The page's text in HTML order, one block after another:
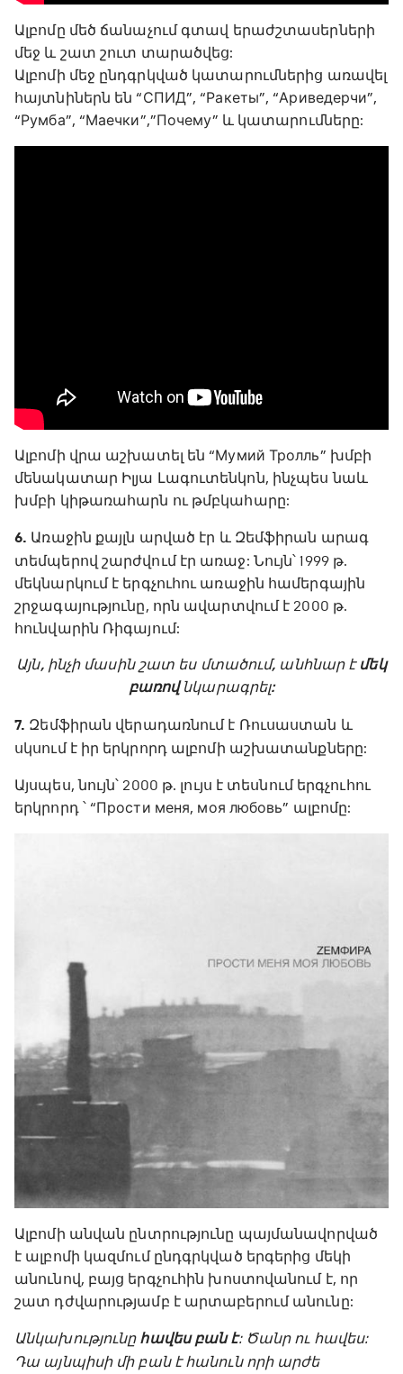
Ալբոմը մեծ ճանաչում գտավ երաժշտասերների
մեջ և շատ շուտ տարածվեց:
Ալբոմի մեջ ընդգրկված կատարումներից առավել
հայտնիներն են “СПИД”, “Ракеты”, “Ариведерчи”,
“Румба”, “Маечки”,”Почему” և կատարումները:
Ալբոմի վրա աշխատել են “Мумий Тролль” խմբի
մենակատար Իլյա Լագուտենկոն, ինչպես նաև
խմբի կիթառահարն ու թմբկահարը:
6. Առաջին քայլն արված էր և Զեմֆիրան արագ
տեմպերով շարժվում էր առաջ: Նույն՝ 1999 թ.
մեկնարկում է երգչուհու առաջին համերգային
շրջագայությունը, որն ավարտվում է 2000 թ.
հունվարին Ռիգայում:
Այն, ինչի մասին շատ ես մտածում, անհնար է մեկ
բառովնկարագրել:
7. Զեմֆիրան վերադառնում է Ռուսաստան և
սկսում է իր երկրորդ ալբոմի աշխատանքները:
Այսպես, նույն՝ 2000 թ. լույս է տեսնում երգչուհու
երկրորդ ՝ “Прости меня, моя любовь” ալբոմը:
Ալբոմի անվան ընտրությունը պայմանավորված
է ալբոմի կազմում ընդգրկված երգերից մեկի
անունով, բայց երգչուհին խոստովանում է, որ
շատ դժվարությամբ է արտաբերում անունը:
Անկախությունը հավես բան է: Ծանր ու հավես:
Դա այնպիսի մի բան է հանուն որի արժե